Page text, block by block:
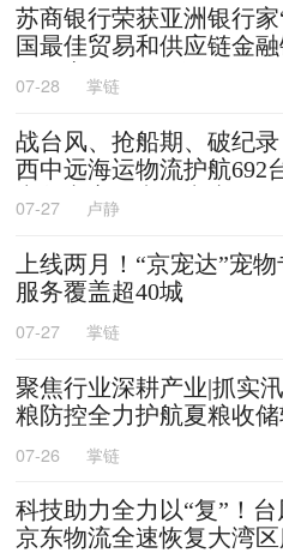
苏商银行荣获亚洲银行家
国最佳贸易和供应链金
（数字银行）”奖项
07-28 掌链
战台风、抢船期、破纪
西中远海运物流护航692
产整车高效出口中东
07-27 卢静
上线两月！“京宠达”宠物
服务覆盖超40城
07-27 掌链
聚焦行业深耕产业|抓实
粮防控全力护航夏粮收储
07-26 掌链
科技助力全力以“复”！
京东物流全速恢复大湾